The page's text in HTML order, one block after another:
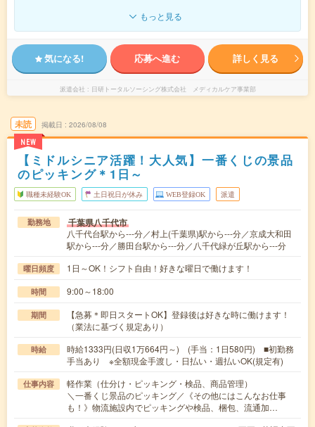
もっと見る
気になる! 応募へ進む 詳しく見る
派遣会社 日研トータルソーシング株式会社 メディカルケア事業部
未読
NEW
掲載日 2026/08/08
【ミドルシニア活躍！大人気】一番くじの景品
のピッキング＊1日～
職種未経験OK 土日祝日が休み WEB登録OK 派遣
勤務地 千葉県八千代市
八千代台駅から---分／村上(千葉県)駅から---分／京成大和田
駅から---分／勝田台駅から---分／八千代緑が丘駅から---分
曜日頻度 1日～OK！シフト自由！好きな曜日で働けます！
時間 9:00～18:00
期間
【急募＊即日スタートOK】登録後は好きな時に働けます！
（業法に基づく規定あり）
時給
時給1333円(日収1万664円～) (手当：1日580円) ■初勤務
手当あり ※全額現金手渡し・日払い・週払いOK(規定有)
仕事内容
軽作業（仕分け・ピッキング・検品、商品管理）
＼一番くじ景品のピッキング／《その他にはこんなお仕事
も！》物流施設内でピッキングや検品、梱包、流通加…